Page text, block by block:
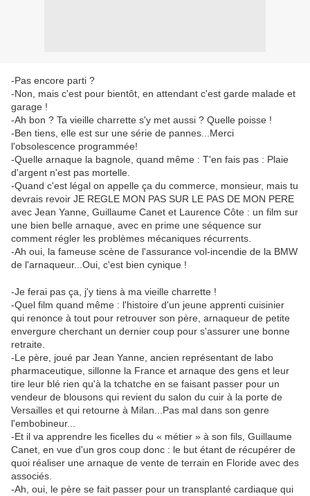
-Pas encore parti ?
-Non, mais c'est pour bientôt, en attendant c'est garde malade et
garage !
-Ah bon ? Ta vieille charrette s'y met aussi ? Quelle poisse !
-Ben tiens, elle est sur une série de pannes...Merci
l'obsolescence programmée!
-Quelle arnaque la bagnole, quand même : T'en fais pas : Plaie
d'argent n'est pas mortelle.
-Quand c'est légal on appelle ça du commerce, monsieur, mais tu
devrais revoir JE REGLE MON PAS SUR LE PAS DE MON PERE
avec Jean Yanne, Guillaume Canet et Laurence Côte : un film sur
une bien belle arnaque, avec en prime une séquence sur
comment régler les problèmes mécaniques récurrents.
-Ah oui, la fameuse scène de l'assurance vol-incendie de la BMW
de l'arnaqueur...Oui, c'est bien cynique !
-Je ferai pas ça, j'y tiens à ma vieille charrette !
-Quel film quand même : l'histoire d'un jeune apprenti cuisinier
qui renonce à tout pour retrouver son père, arnaqueur de petite
envergure cherchant un dernier coup pour s'assurer une bonne
retraite.
-Le père, joué par Jean Yanne, ancien représentant de labo
pharmaceutique, sillonne la France et arnaque des gens et leur
tire leur blé rien qu'à la tchatche en se faisant passer pour un
vendeur de blousons qui revient du salon du cuir à la porte de
Versailles et qui retourne à Milan...Pas mal dans son genre
l'embobineur...
-Et il va apprendre les ficelles du « métier » à son fils, Guillaume
Canet, en vue d'un gros coup donc : le but étant de récupérer de
quoi réaliser une arnaque de vente de terrain en Floride avec des
associés.
-Ah, oui, le père se fait passer pour un transplanté cardiaque qui